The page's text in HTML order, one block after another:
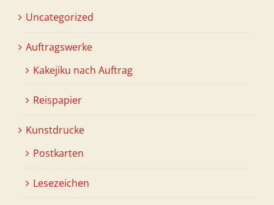
Uncategorized
Auftragswerke
Kakejiku nach Auftrag
Reispapier
Kunstdrucke
Postkarten
Lesezeichen